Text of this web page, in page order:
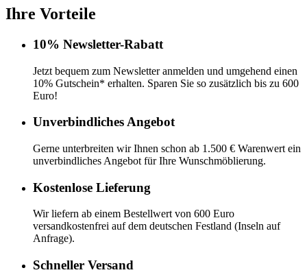
Ihre Vorteile
10% Newsletter-Rabatt
Jetzt bequem zum Newsletter anmelden und umgehend einen
10% Gutschein* erhalten. Sparen Sie so zusätzlich bis zu 600
Euro!
Unverbindliches Angebot
Gerne unterbreiten wir Ihnen schon ab 1.500 € Warenwert ein
unverbindliches Angebot für Ihre Wunschmöblierung.
Kostenlose Lieferung
Wir liefern ab einem Bestellwert von 600 Euro
versandkostenfrei auf dem deutschen Festland (Inseln auf
Anfrage).
Schneller Versand